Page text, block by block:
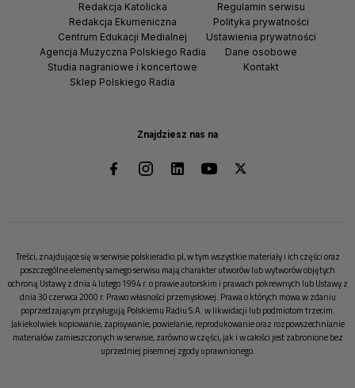
Znajdziesz nas na
Redakcja Katolicka
Redakcja Ekumeniczna
Centrum Edukacji Medialnej
Agencja Muzyczna Polskiego Radia
Studia nagraniowe i koncertowe
Sklep Polskiego Radia
Regulamin serwisu
Polityka prywatności
Ustawienia prywatności
Dane osobowe
Kontakt
Treści, znajdujące się w serwisie polskieradio.pl, w tym wszystkie materiały i ich części oraz
poszczególne elementy samego serwisu mają charakter utworów lub wytworów objętych
ochroną Ustawy z dnia 4 lutego 1994 r. o prawie autorskim i prawach pokrewnych lub Ustawy z
dnia 30 czerwca 2000 r. Prawo własności przemysłowej. Prawa o których mowa w zdaniu
poprzedzającym przysługują Polskiemu Radiu S.A. w likwidacji lub podmiotom trzecim.
Jakiekolwiek kopiowanie, zapisywanie, powielanie, reprodukowanie oraz rozpowszechnianie
materiałów zamieszczonych w serwisie, zarówno w części, jak i w całości jest zabronione bez
uprzedniej pisemnej zgody uprawnionego.